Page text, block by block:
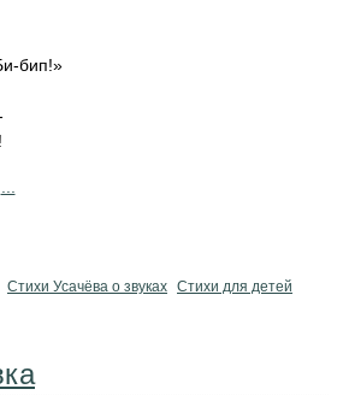
бип!»
Стихи Усачёва о звуках Стихи для детей